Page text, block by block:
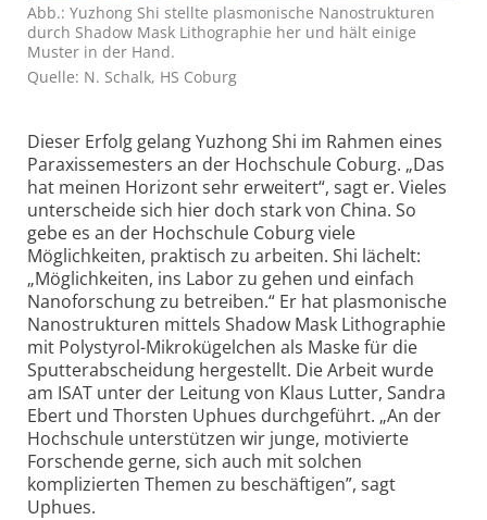
Abb.: Yuzhong Shi stellte plasmonische Nanostrukturen
durch Shadow Mask Lithographie her und hält einige
Muster in der Hand.
Quelle: N. Schalk, HS Coburg
Dieser Erfolg gelang Yuzhong Shi im Rahmen eines
Paraxis­semesters an der Hochschule Coburg. „Das
hat meinen Horizont sehr erweitert“, sagt er. Vieles
unterscheide sich hier doch stark von China. So
gebe es an der Hochschule Coburg viele
Möglichkeiten, praktisch zu arbeiten. Shi lächelt:
„Möglich­keiten, ins Labor zu gehen und einfach
Nanoforschung zu betreiben.“ Er hat pla­smonische
Nano­strukturen mittels Shadow Mask Lithographie
mit Polystyrol-Mikrokügelchen als Maske für die
Sputter­abscheidung hergestellt. Die Arbeit wurde
am ISAT unter der Leitung von Klaus Lutter, Sandra
Ebert und Thorsten Uphues durchgeführt. „An der
Hochschule unterstützen wir junge, motivierte
Forschende gerne, sich auch mit solchen
komplizierten Themen zu beschäftigen”, sagt
Uphues.